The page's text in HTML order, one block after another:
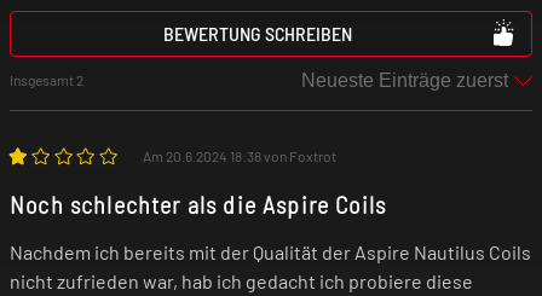
BEWERTUNG SCHREIBEN
Insgesamt 2
Am 20.6.2024 18:38 von Foxtrot
Noch schlechter als die Aspire Coils
Nachdem ich bereits mit der Qualität der Aspire Nautilus Coils
nicht zufrieden war, hab ich gedacht ich probiere diese